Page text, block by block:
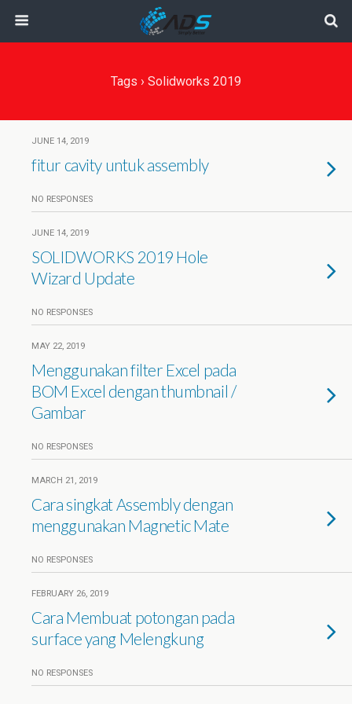
Tags › Solidworks 2019
JUNE 14, 2019
fitur cavity untuk assembly
NO RESPONSES
JUNE 14, 2019
SOLIDWORKS 2019 Hole
Wizard Update
NO RESPONSES
MAY 22, 2019
Menggunakan filter Excel pada
BOM Excel dengan thumbnail /
Gambar
NO RESPONSES
MARCH 21, 2019
Cara singkat Assembly dengan
menggunakan Magnetic Mate
NO RESPONSES
FEBRUARY 26, 2019
Cara Membuat potongan pada
surface yang Melengkung
NO RESPONSES